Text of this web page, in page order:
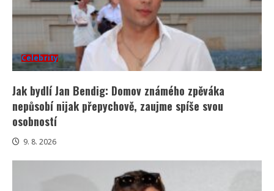
Celebrity
Jak bydlí Jan Bendig: Domov známého zpěváka
nepůsobí nijak přepychově, zaujme spíše svou
osobností
9. 8. 2026